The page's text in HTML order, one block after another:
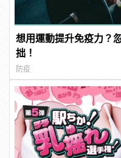
想用運動提升免疫力？
拙！
防疫